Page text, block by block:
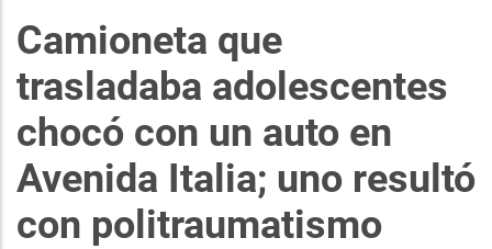
Camioneta que
trasladaba adolescentes
chocó con un auto en
Avenida Italia; uno resultó
con politraumatismo